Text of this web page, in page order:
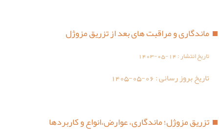
ماندگاری و مراقبت های بعد از تزریق مزوژل
تاریخ انتشار :1403-05-14
تاریخ بروز رسانی :1405-05-06
تزریق مزوژل؛ ماندگاری، عوارض،انواع و کاربردها